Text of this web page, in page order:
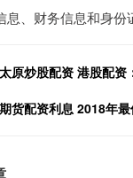
、财务信息和身份
太原炒股配资 港股配资
期货配资利息 2018年